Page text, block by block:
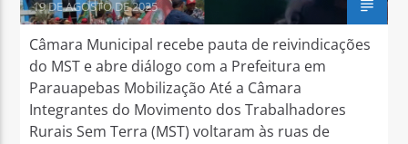
19 DE AGOSTO DE 2025
Câmara Municipal recebe pauta de reivindicações
do MST e abre diálogo com a Prefeitura em
Parauapebas Mobilização Até a Câmara
Integrantes do Movimento dos Trabalhadores
Rurais Sem Terra (MST) voltaram às ruas de